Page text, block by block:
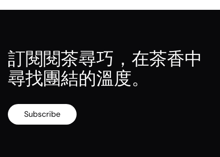
訂閱閱茶尋巧，在茶香中
尋找團結的溫度。
Subscribe